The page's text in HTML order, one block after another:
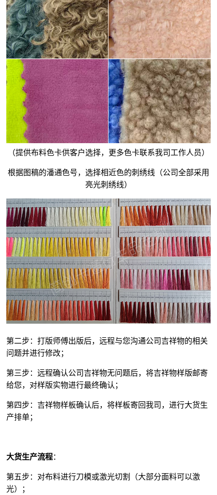
（提供布料色卡供客户选择，更多色卡联系我司工作人员）
根据图稿的潘通色号，选择相近色的刺绣线（公司全部采用
亮光刺绣线）
第二步：打版师傅出版后，远程与您沟通公司吉祥物的相关
问题并进行修改；
第三步：远程确认公司吉祥物无问题后，将吉祥物样版邮寄
给您，对样版实物进行最终确认；
第四步：吉祥物样板确认后，将样板寄回我司，进行大货生
产排单；
大货生产流程：
第五步：对布料进行刀模或激光切割（大部分面料可以激
光）；